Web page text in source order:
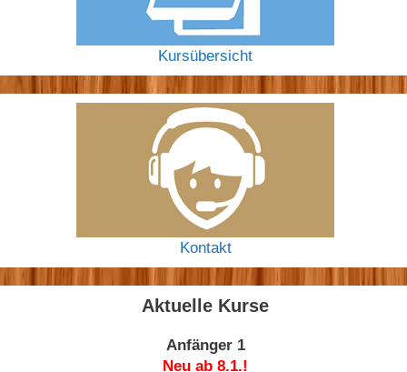
Kursübersicht
Kontakt
Aktuelle Kurse
Anfänger 1
Neu ab 8.1.!